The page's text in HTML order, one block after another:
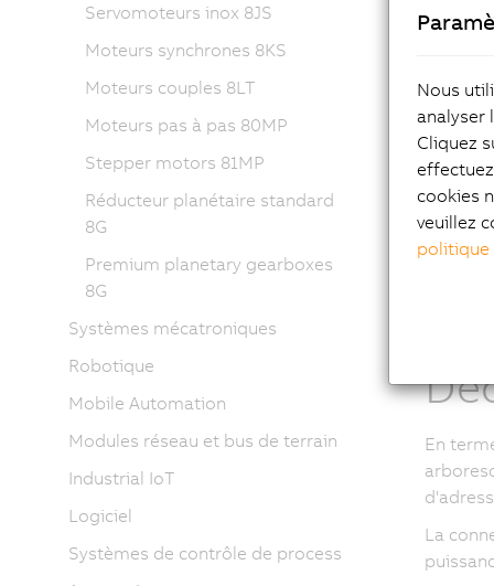
le
le
Les
utilisant
Avec
à 2
En
La
Servomoteurs inox 8JS
Moteurs synchrones 8KS
Moteurs couples 8LT
Moteurs pas à pas 80MP
Stepper motors 81MP
Réducteur planétaire standard
8G
Premium planetary gearboxes
8G
Systèmes mécatroniques
Robotique
Mobile Automation
Modules réseau et bus de terrain
Industrial IoT
Logiciel
Systèmes de contrôle de process
Nous
analyser
Cliquez
cookies
veuillez
politique